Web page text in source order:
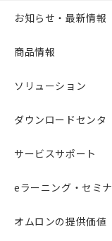
お知らせ・最新情報
商品情報
ソリューション
ダウンロードセンタ
サービスサポート
eラーニング・セミナ
オムロンの提供価値